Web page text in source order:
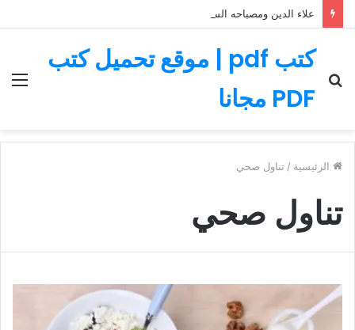
علاء الدين ومصباحه السحري – قصة رائعة مليئة بالمغامرات
كتب pdf | موقع تحميل كتب
PDF مجاناعن
الرئيسية / تناول صحي
تناول صحي